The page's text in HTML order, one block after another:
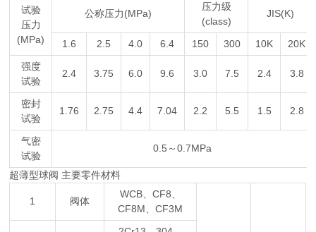
试验
压力
(MPa)
公称压力(MPa)
压力级
(class)
JIS(K)
1.6 2.5 4.0 6.4 150 300 10K
20K
强度
试验
2.4 3.75 6.0 9.6 3.0 7.5 2.4 3.8
密封
试验
1.76 2.75 4.4 7.04 2.2 5.5 1.5 2.8
气密
试验
0.5～0.7MPa
超薄型球阀 主要零件材料
1 阀体
WCB、CF8、
CF8M、CF3M